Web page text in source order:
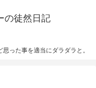
の徒然日記
った事を適当にダラダラと。